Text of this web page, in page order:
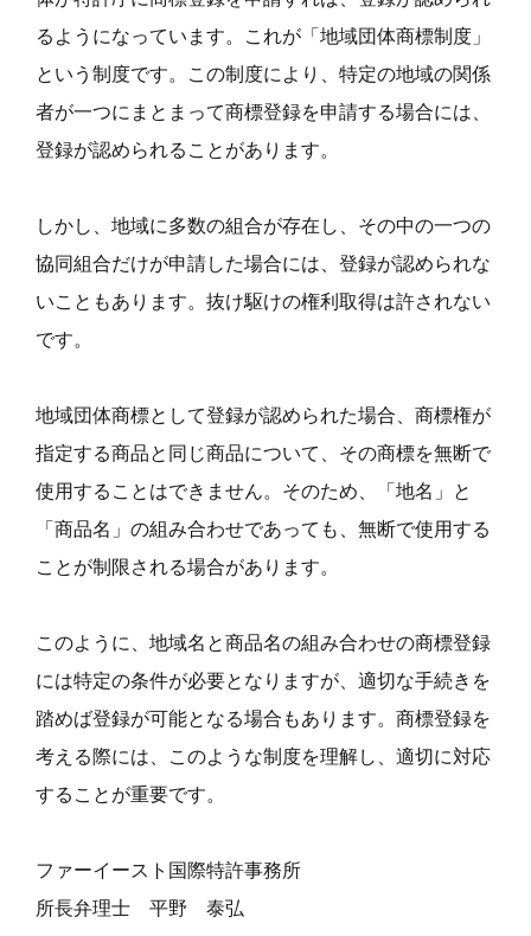
るようになっています。これが「地域団体商標制度」
という制度です。この制度により、特定の地域の関係
者が一つにまとまって商標登録を申請する場合には、
登録が認められることがあります。
しかし、地域に多数の組合が存在し、その中の一つの
協同組合だけが申請した場合には、登録が認められな
いこともあります。抜け駆けの権利取得は許されない
です。
地域団体商標として登録が認められた場合、商標権が
指定する商品と同じ商品について、その商標を無断で
使用することはできません。そのため、「地名」と
「商品名」の組み合わせであっても、無断で使用する
ことが制限される場合があります。
このように、地域名と商品名の組み合わせの商標登録
には特定の条件が必要となりますが、適切な手続きを
踏めば登録が可能となる場合もあります。商標登録を
考える際には、このような制度を理解し、適切に対応
することが重要です。
ファーイースト国際特許事務所
所長弁理士 平野 泰弘